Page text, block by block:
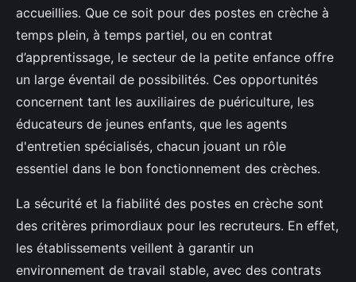
accueillies. Que ce soit pour des postes en crèche à
temps plein, à temps partiel, ou en contrat
d’apprentissage, le secteur de la petite enfance offre
un large éventail de possibilités. Ces opportunités
concernent tant les auxiliaires de puériculture, les
éducateurs de jeunes enfants, que les agents
d'entretien spécialisés, chacun jouant un rôle
essentiel dans le bon fonctionnement des crèches.
La sécurité et la fiabilité des postes en crèche sont
des critères primordiaux pour les recruteurs. En effet,
les établissements veillent à garantir un
environnement de travail stable, avec des contrats